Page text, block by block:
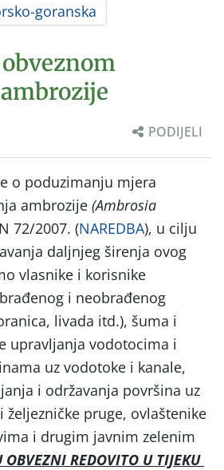
goranska
PODIJELI
o poduzimanju mjera
ambrozije (Ambrosia
72/2007. (NAREDBA), u cilju
daljnjeg širenja ovog
vlasnike i korisnike
i neobrađenog
livada itd.), šuma i
upravljanja vodotocima i
uz vodotoke i kanale,
i održavanja površina uz
pruge, ovlaštenike
i drugim javnim zelenim
OBVEZNI REDOVITO U TIJEKU